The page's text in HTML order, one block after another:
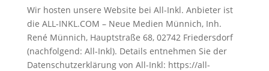
Wir hosten unsere Website bei All-Inkl. Anbieter ist
die ALL-INKL.COM – Neue Medien Münnich, Inh.
René Münnich, Hauptstraße 68, 02742 Friedersdorf
(nachfolgend: All-Inkl). Details entnehmen Sie der
Datenschutzerklärung von All-Inkl: https://all-